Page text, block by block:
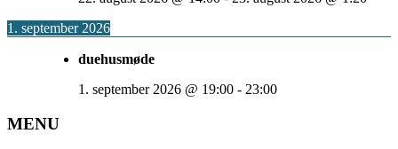
1. september 2026
duehusmøde
1. september 2026 @ 19:00 - 23:00
MENU